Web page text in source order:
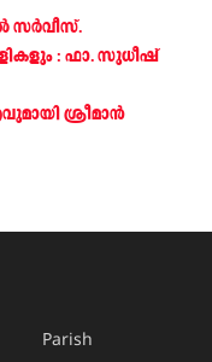
സർവീസ്.
: ഫാ. സുധീഷ്
ശ്രീമാന്‍
Parish